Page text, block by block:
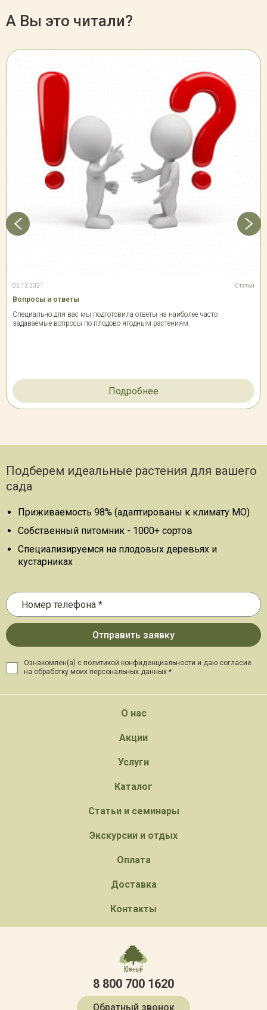
А Вы это читали?
02.12.2021 Статьи
Вопросы и ответы
Специально для вас мы подготовила ответы на наиболее часто
задаваемые вопросы по плодово-ягодным растениям.
Подробнее
Подберем идеальные растения для вашего
сада
Приживаемость 98% (адаптированы к климату МО)
Собственный питомник - 1000+ сортов
Специализируемся на плодовых деревьях и
кустарниках
Ознакомлен(а) с политикой конфиденциальности и даю согласие
на обработку моих персональных данных *
О нас
Акции
Услуги
Каталог
Статьи и семинары
Экскурсии и отдых
Оплата
Доставка
Контакты
8 800 700 1620
Обратный звонок